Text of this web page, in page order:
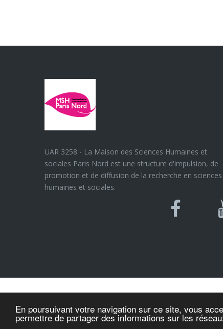
En poursuivant votre navigation sur ce site, vous
permettre de partager des informations sur les
UAR 3258 - La Maison des Sciences Humaines et
sociales Paris Nord est une structure d'impulsion, de
promotion et de diffusion de la recherche en sciences
humaines et sociales.